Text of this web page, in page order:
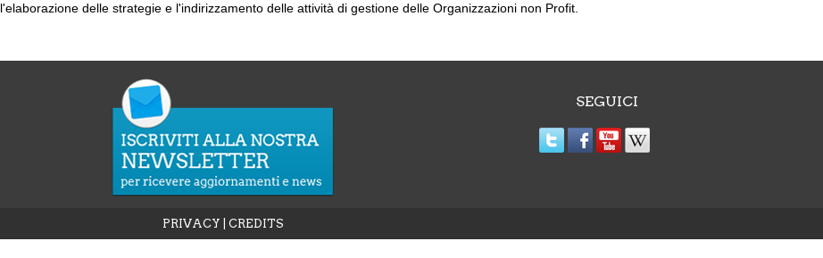
l'elaborazione delle strategie e l'indirizzamento delle attività di gestione delle Organizzazioni non Profit.
SEGUICI
PRIVACY CREDITS